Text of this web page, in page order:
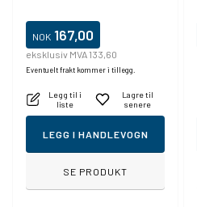
NOK 167,00
eksklusiv MVA 133,60
Eventuelt frakt kommer i tillegg.
Legg til i
liste
Lagre til
senere
LEGG I HANDLEVOGN
SE PRODUKT